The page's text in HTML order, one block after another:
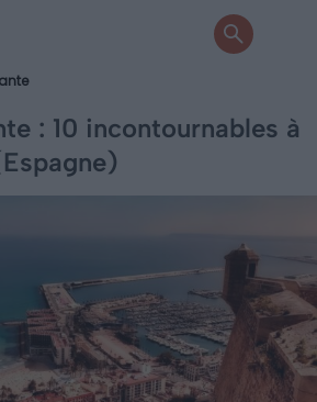
: 10 incontournables à